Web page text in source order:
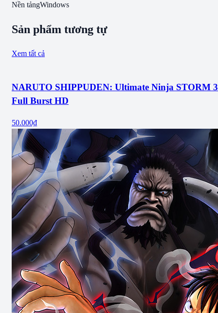
Nền tảngWindows
Sản phẩm tương tự
Xem tất cả
NARUTO SHIPPUDEN: Ultimate Ninja STORM 3
Full Burst HD
50.000₫